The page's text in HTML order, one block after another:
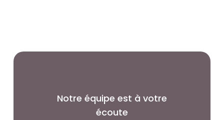
Notre équipe est à votre
écoute